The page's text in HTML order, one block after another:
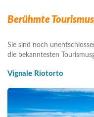
Berühmte
Sie sind noch
die bekanntesten
Vignale Riotorto